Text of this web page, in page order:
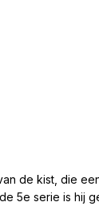
de kist, die
5e serie is hij